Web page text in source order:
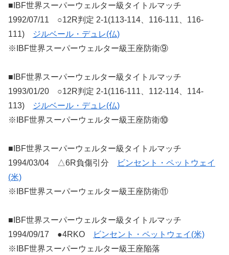
■IBF世界スーパーウェルター級タイトルマッチ
1992/07/11 ○12R判定 2-1(113-114、116-111、116-
111)
ジルベール・デュレ(仏)
※IBF世界スーパーウェルター級王座防衛⑨
■IBF世界スーパーウェルター級タイトルマッチ
1993/01/20 ○12R判定 2-1(116-111、112-114、114-
113)
ジルベール・デュレ(仏)
※IBF世界スーパーウェルター級王座防衛⑩
■IBF世界スーパーウェルター級タイトルマッチ
1994/03/04 △6R負傷引分
ビンセント・ペットウェイ
(米)
※IBF世界スーパーウェルター級王座防衛⑪
■IBF世界スーパーウェルター級タイトルマッチ
1994/09/17 ●4RKO
ビンセント・ペットウェイ(米)
※IBF世界スーパーウェルター級王座陥落